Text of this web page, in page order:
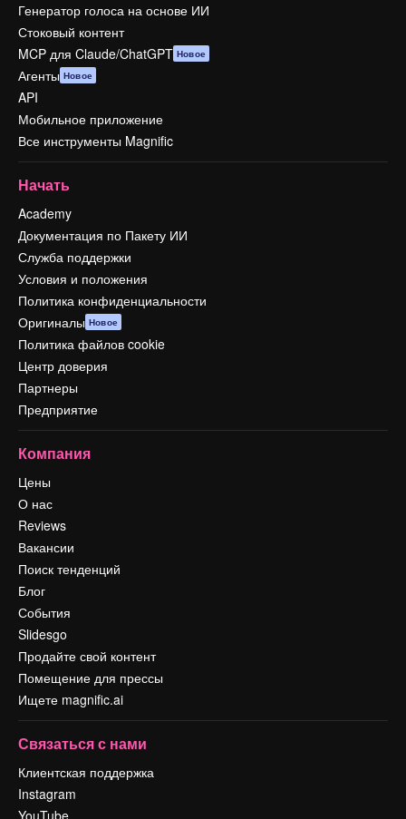
Генератор голоса на основе ИИ
Стоковый контент
MCP для Claude/ChatGPT Новое
Агенты Новое
API
Мобильное приложение
Все инструменты Magnific
Начать
Academy
Документация по Пакету ИИ
Служба поддержки
Условия и положения
Политика конфиденциальности
Оригиналы Новое
Политика файлов cookie
Центр доверия
Партнеры
Предприятие
Компания
Цены
О нас
Reviews
Вакансии
Поиск тенденций
Блог
События
Slidesgo
Продайте свой контент
Помещение для прессы
Ищете magnific.ai
Связаться с нами
Клиентская поддержка
Instagram